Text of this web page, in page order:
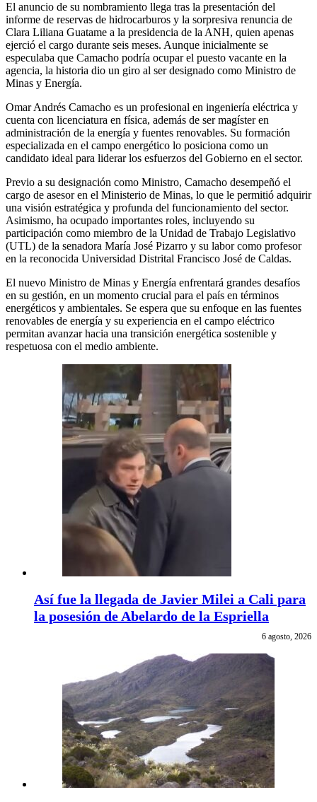
El anuncio de su nombramiento llega tras la presentación del
informe de reservas de hidrocarburos y la sorpresiva renuncia de
Clara Liliana Guatame a la presidencia de la ANH, quien apenas
ejerció el cargo durante seis meses. Aunque inicialmente se
especulaba que Camacho podría ocupar el puesto vacante en la
agencia, la historia dio un giro al ser designado como Ministro de
Minas y Energía.
Omar Andrés Camacho es un profesional en ingeniería eléctrica y
cuenta con licenciatura en física, además de ser magíster en
administración de la energía y fuentes renovables. Su formación
especializada en el campo energético lo posiciona como un
candidato ideal para liderar los esfuerzos del Gobierno en el sector.
Previo a su designación como Ministro, Camacho desempeñó el
cargo de asesor en el Ministerio de Minas, lo que le permitió adquirir
una visión estratégica y profunda del funcionamiento del sector.
Asimismo, ha ocupado importantes roles, incluyendo su
participación como miembro de la Unidad de Trabajo Legislativo
(UTL) de la senadora María José Pizarro y su labor como profesor
en la reconocida Universidad Distrital Francisco José de Caldas.
El nuevo Ministro de Minas y Energía enfrentará grandes desafíos
en su gestión, en un momento crucial para el país en términos
energéticos y ambientales. Se espera que su enfoque en las fuentes
renovables de energía y su experiencia en el campo eléctrico
permitan avanzar hacia una transición energética sostenible y
respetuosa con el medio ambiente.
Así fue la llegada de Javier Milei a Cali para
la posesión de Abelardo de la Espriella
6 agosto, 2026